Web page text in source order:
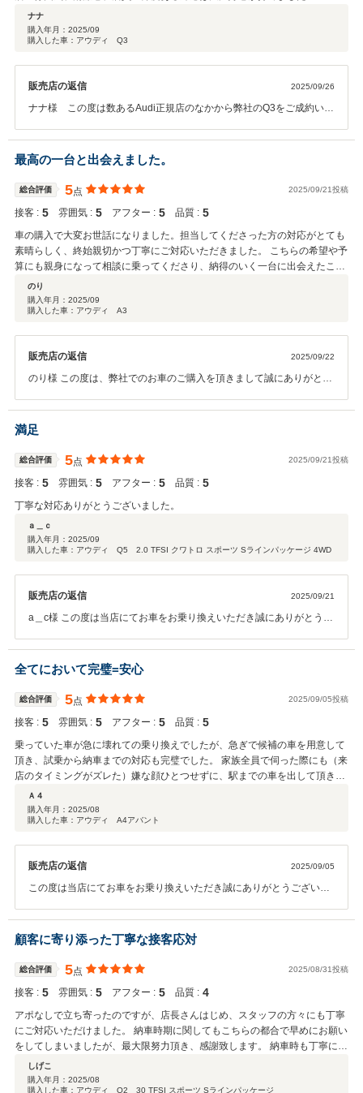
ナナ
購入年月： 2025/09
購入した車：アウディ Q3
販売店の返信 2025/09/26
ナナ様 この度は数あるAudi正規店のなかから弊社のQ3をご成約いた
くこととなりますが、フォーリングススタッフ一丸となってサポート
させていただきます。お困りのことがございましたらいつでも時間を
気にせずKBまでお問い合わせください。今後とも何卒よろしくお願い
申し上げます。
最高の一台と出会えました。
総合評価 5点 2025/09/21投稿
接客 : 5 雰囲気 : 5 アフター : 5 品質 : 5
車の購入で大変お世話になりました。担当してくださった方の対応がとても
素晴らしく、終始親切かつ丁寧にご対応いただきました。 こちらの希望や予
算にも親身になって相談に乗ってくださり、納得のいく一台に出会えたこ
と、本当に感謝しています。 今後も車のことで何かあれば、ぜひまたお願い
したいと思っています！
のり
購入年月： 2025/09
購入した車：アウディ A3
販売店の返信 2025/09/22
のり様 この度は、弊社でのお車のご購入を頂きまして誠にありがとう
す。 ご期待に沿えるよう、これからも邁進してまいりますので、引き
続きどうぞよろしくお願いいたします。 これからのアウディライフを
満足
総合評価 5点 2025/09/21投稿
接客 : 5 雰囲気 : 5 アフター : 5 品質 : 5
丁寧な対応ありがとうございました。
ａ＿ｃ
購入年月： 2025/09
購入した車：アウディ Q5 2.0 TFSI クワトロ スポーツ Sラインパッケージ 4WD
販売店の返信 2025/09/21
a＿c様 この度は当店にてお車をお乗り換えいただき誠にありがとうご
後ともa＿c様のカーライフをサポートさせていただけますと幸いで
す。 引き続きどうぞ宜しくお願い致します。
全てにおいて完璧=安心
総合評価 5点 2025/09/05投稿
接客 : 5 雰囲気 : 5 アフター : 5 品質 : 5
乗っていた車が急に壊れての乗り換えでしたが、急ぎで候補の車を用意して
頂き、試乗から納車までの対応も完璧でした。 家族全員で伺った際にも（来
店のタイミングがズレた）嫌な顔ひとつせずに、駅までの車を出して頂きま
した。 車の品質も完璧に整備されているし、営業のご担当者も親切丁寧で知
識も豊富で、強引に勧めることも無く、時間をかけてじっくりと検討して納
得の上購入することができました。（高い買い物ですので助かります） やは
Ａ４
購入年月： 2025/08
購入した車：アウディ A4アバント
販売店の返信 2025/09/05
この度は当店にてお車をお乗り換えいただき誠にありがとうございま
います。 今後とも末永くカーライフサポートさせていただきたいと思
っております。 引き続きどうぞ宜しくお願い致します。
顧客に寄り添った丁寧な接客応対
総合評価 5点 2025/08/31投稿
接客 : 5 雰囲気 : 5 アフター : 5 品質 : 4
アポなしで立ち寄ったのですが、店長さんはじめ、スタッフの方々にも丁寧
にご対応いただけました。 納車時期に関してもこちらの都合で早めにお願い
をしてしまいましたが、最大限努力頂き、感謝致します。 納車時も丁寧にご
説明いただき、初めてのアウディで不安もありましたが、細かなご説明によ
り、払拭されました。 また乗換で良いクルマがあれば購入したいと思えるデ
しげこ
購入年月： 2025/08
購入した車：アウディ Q2 30 TFSI スポーツ Sラインパッケージ